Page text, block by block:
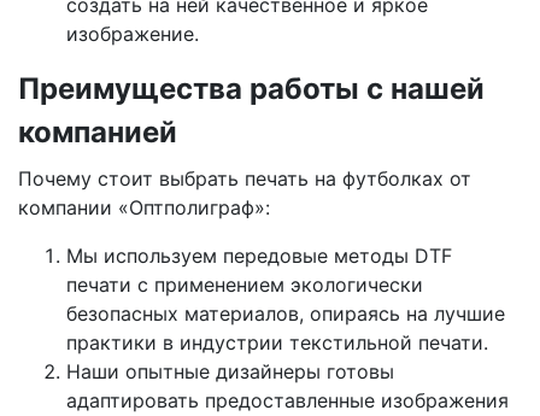
создать на ней качественное и яркое
изображение.
Преимущества работы с нашей
компанией
Почему стоит выбрать печать на футболках от
компании «Оптполиграф»:
Мы используем передовые методы DTF
печати с применением экологически
безопасных материалов, опираясь на лучшие
практики в индустрии текстильной печати.
Наши опытные дизайнеры готовы
адаптировать предоставленные изображения